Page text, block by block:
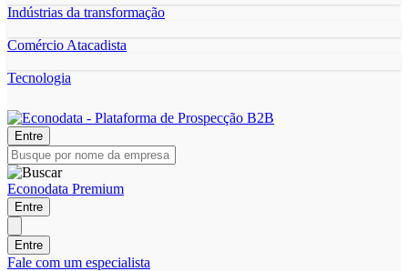
Indústrias da transformação
Comércio Atacadista
Tecnologia
Entre
Econodata Premium
Entre
Entre
Fale com um especialista